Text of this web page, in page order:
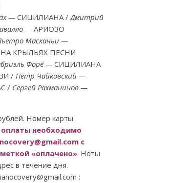
— СИЦИЛИАНА /Дмитрий
— АРИОЗО
Масканьи —
НА КРЫЛЬЯХ ПЕСНИ
Форé —СИЦИЛИАНА
/ Пётр Чайковский —
/ Сергей Рахманинов —
Номер карты
оплаты необходимо
с
«оплачено». Ноты
в течение дня.
: